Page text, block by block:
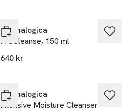
Dermalogica
PreCleanse, 150 ml
640 kr
Dermalogica
Intensive Moisture Cleanser